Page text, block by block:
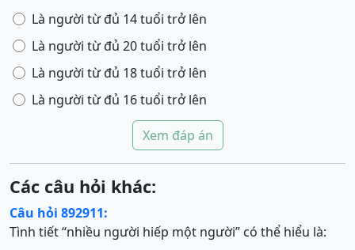
Là người từ đủ 14 tuổi trở lên
Là người từ đủ 20 tuổi trở lên
Là người từ đủ 18 tuổi trở lên
Là người từ đủ 16 tuổi trở lên
Xem đáp án
Các câu hỏi khác:
Câu hỏi 892911:
Tình tiết “nhiều người hiếp một người” có thể hiểu là: